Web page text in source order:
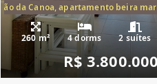
da Canoa, apartamento beira
260 m² 4 dorms 2 suítes
R$ 3.800.000